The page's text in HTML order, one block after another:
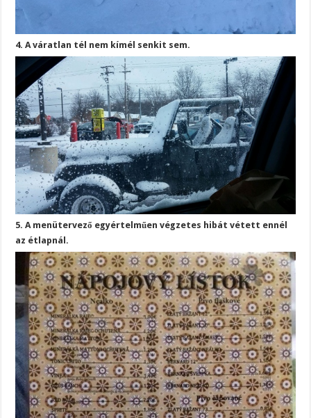
4. A váratlan tél nem kímél senkit sem.
5. A menütervező egyértelműen végzetes hibát vétett ennél
az étlapnál.